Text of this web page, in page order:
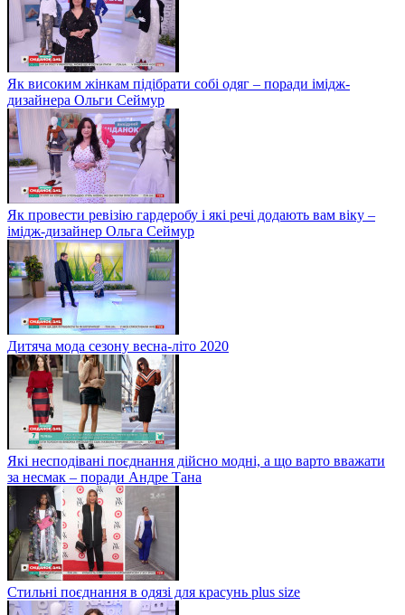
Як високим жінкам підібрати собі одяг – поради імідж-
дизайнера Ольги Сеймур
Як провести ревізію гардеробу і які речі додають вам віку –
імідж-дизайнер Ольга Сеймур
Дитяча мода сезону весна-літо 2020
Які несподівані поєднання дійсно модні, а що варто вважати
за несмак – поради Андре Тана
Стильні поєднання в одязі для красунь plus size